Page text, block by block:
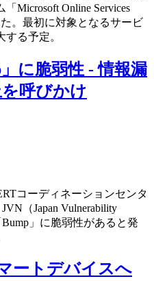
Microsoft Online Services
。最初に対象となるサービ
する予定。
に脆弱性 - 情報漏
呼びかけ
コーディネーションセンタ
（Japan Vulnerability
」に脆弱性があると発
ートデバイスへ